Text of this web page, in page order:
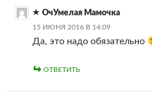
ОчУмелая Мамочка
15 ИЮНЯ 2016 В 14:09
Да, это надо обязательно
ОТВЕТИТЬ